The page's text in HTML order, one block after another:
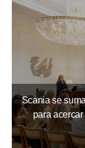
Scania se
para